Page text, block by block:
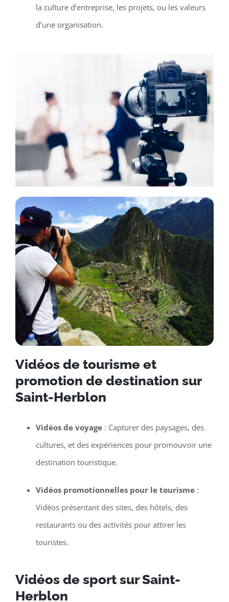
la culture d’entreprise, les projets, ou les valeurs
d’une organisation.
Vidéos de tourisme et
promotion de destination sur
Saint-Herblon
Vidéos de voyage: Capturer des paysages, des
cultures, et des expériences pour promouvoir une
destination touristique.
Vidéos promotionnelles pour le tourisme:
Vidéos présentant des sites, des hôtels, des
restaurants ou des activités pour attirer les
touristes.
Vidéos de sport sur Saint-
Herblon